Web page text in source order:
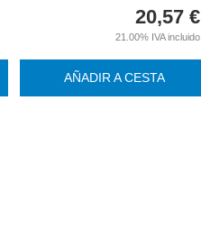
20,57 €
21.00% IVA incluido
AÑADIR A CESTA